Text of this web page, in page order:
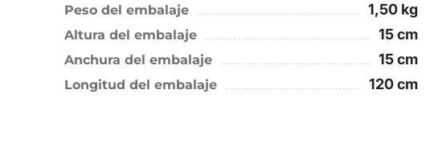
Peso del embalaje 1,50 kg
Altura del embalaje 15 cm
Anchura del embalaje 15 cm
Longitud del embalaje 120 cm